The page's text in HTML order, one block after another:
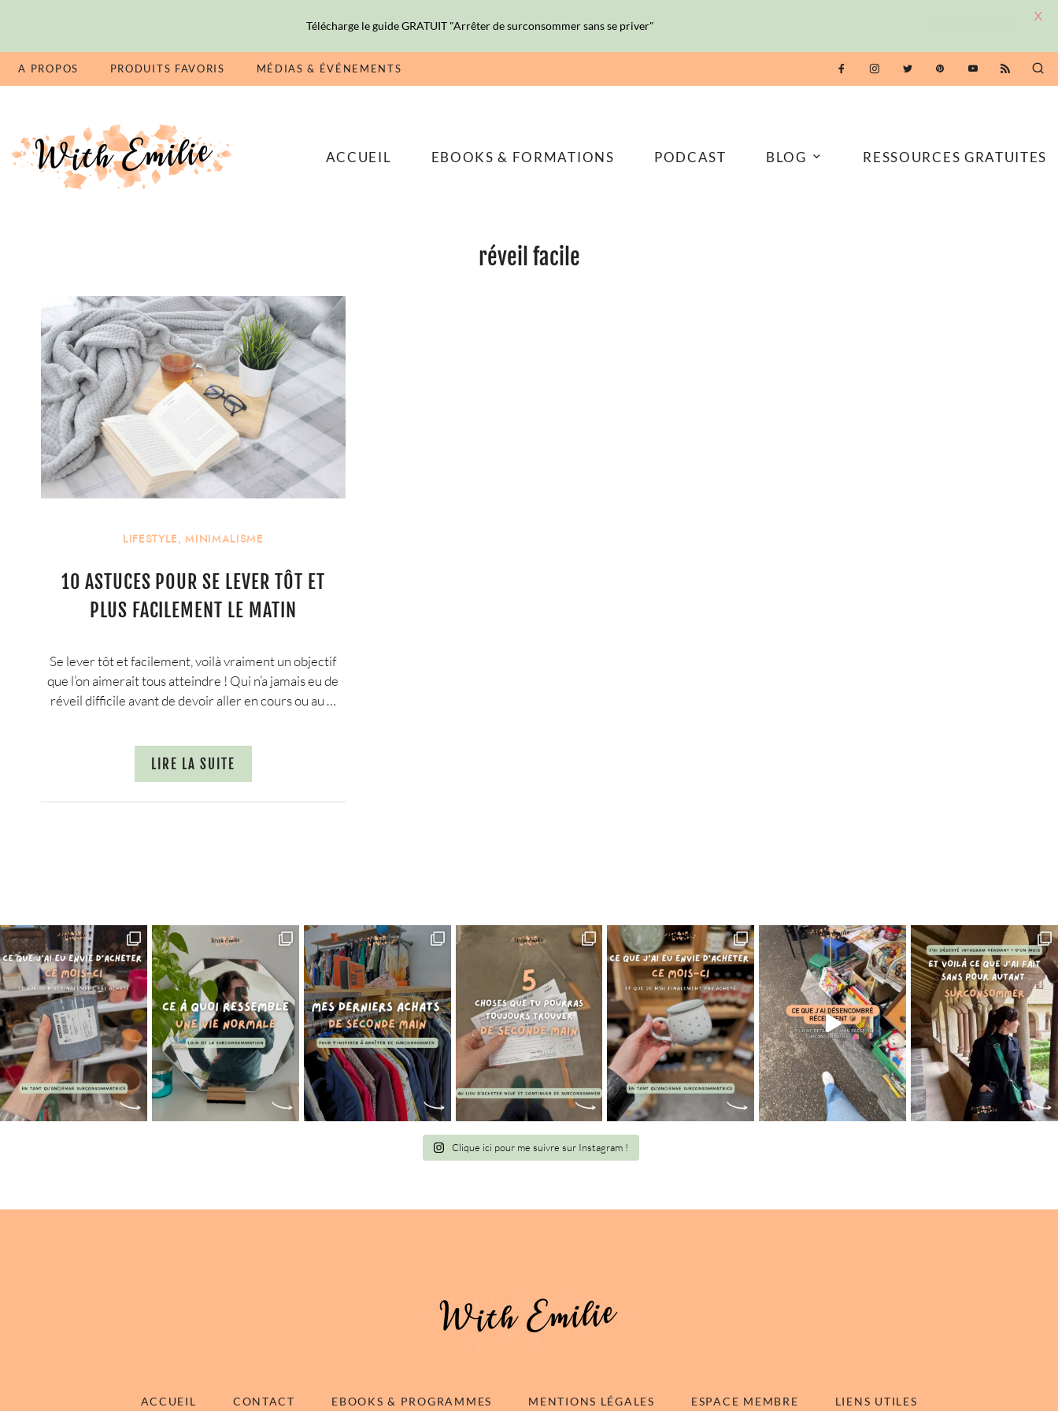
A PROPOS PRODUITS FAVORIS MÉDIAS & ÉVÉNEMENTS
ACCUEIL EBOOKS & FORMATIONS PODCAST BLOG RESSOURCES GRATUITES
réveil facile
LIFESTYLE,MINIMALISME
10 ASTUCES POUR SE LEVER TÔT ET
PLUS FACILEMENT LE MATIN
Se lever tôt et facilement, voilà vraiment un objectif
que l’on aimerait tous atteindre ! Qui n’a jamais eu de
réveil difficile avant de devoir aller en cours ou au …
LIRE LA SUITE
Clique ici pour me suivre sur Instagram !
ACCUEIL CONTACT EBOOKS & PROGRAMMES MENTIONS LÉGALES ESPACE MEMBRE LIENS UTILES
Télécharge le guide GRATUIT "Arrêter de surconsommer sans se priver"
X